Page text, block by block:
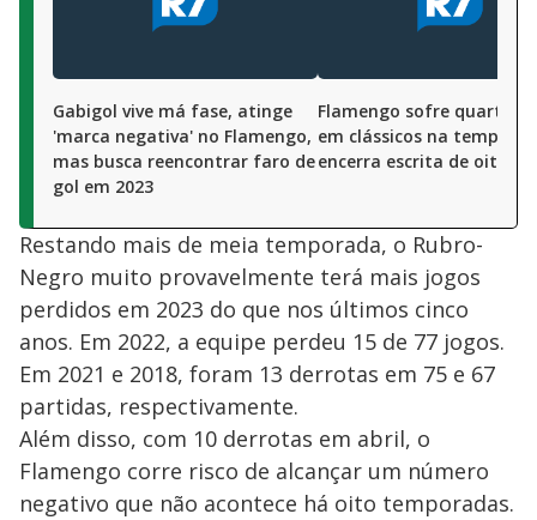
Gabigol vive má fase, atinge
'marca negativa' no Flamengo,
mas busca reencontrar faro de
gol em 2023
Flamengo sofre quarta
em clássicos na
encerra escrita de oito
Restando mais de meia temporada, o Rubro-
Negro muito provavelmente terá mais jogos
perdidos em 2023 do que nos últimos cinco
anos. Em 2022, a equipe perdeu 15 de 77 jogos.
Em 2021 e 2018, foram 13 derrotas em 75 e 67
partidas, respectivamente.
Além disso, com 10 derrotas em abril, o
Flamengo corre risco de alcançar um número
negativo que não acontece há oito temporadas.